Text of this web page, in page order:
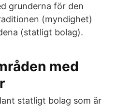
grunderna för den
(myndighet)
(statligt bolag).
med
statligt bolag som är